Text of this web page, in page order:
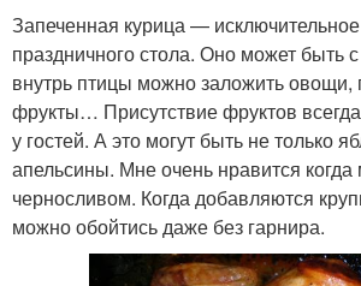
Запеченная курица —
праздничного стола. Оно может быть
внутрь птицы можно заложить овощи,
фрукты… Присутствие фруктов
у гостей. А это могут быть не только
апельсины. Мне очень нравится когда
черносливом. Когда добавляются
можно обойтись даже без гарнира.